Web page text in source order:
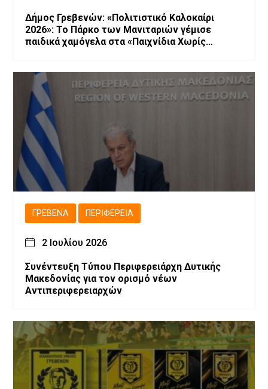
Δήμος Γρεβενών: «Πολιτιστικό Καλοκαίρι
2026»: Το Πάρκο των Μανιταριών γέμισε
παιδικά χαμόγελα στα «Παιχνίδια Χωρίς
ΓΡΕΒΕΝΆ ΠΕΡΙΦΈΡΕΙΑ
2 Ιουλίου 2026
Συνέντευξη Τύπου Περιφερειάρχη Δυτικής
Μακεδονίας για τον ορισμό νέων
Αντιπεριφερειαρχών